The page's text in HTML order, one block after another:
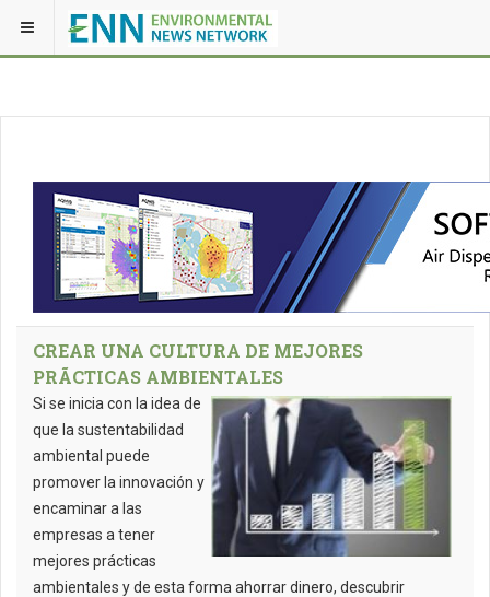
CREAR UNA CULTURA DE MEJORES
PRÃCTICAS AMBIENTALES
Si se inicia con la idea de
que la sustentabilidad
ambiental puede
promover la innovación y
encaminar a las
empresas a tener
mejores prácticas
ambientales y de esta forma ahorrar dinero, descubrir